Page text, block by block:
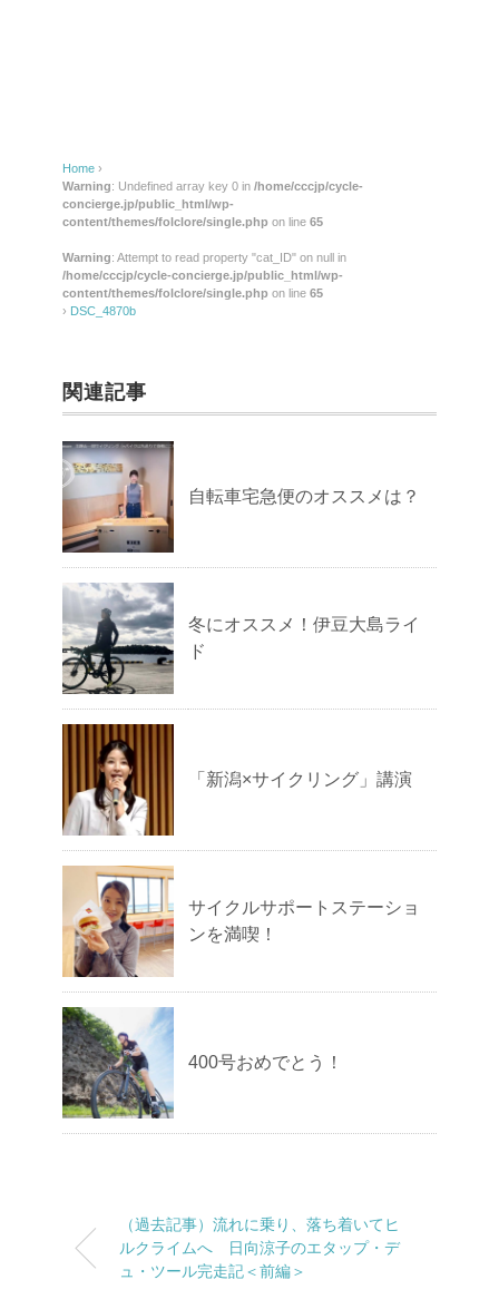
Home ›
Warning: Undefined array key 0 in /home/cccjp/cycle-
concierge.jp/public_html/wp-
content/themes/folclore/single.php on line 65
Warning: Attempt to read property "cat_ID" on null in
/home/cccjp/cycle-concierge.jp/public_html/wp-
content/themes/folclore/single.php on line 65
› DSC_4870b
関連記事
自転車宅急便のオススメは？
冬にオススメ！伊豆大島ライ
ド
「新潟×サイクリング」講演
サイクルサポートステーショ
ンを満喫！
400号おめでとう！
（過去記事）流れに乗り、落ち着いてヒ
ルクライムへ 日向涼子のエタップ・デ
ュ・ツール完走記＜前編＞